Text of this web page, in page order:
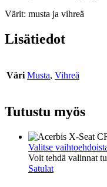
Värit: musta ja vihreä
Lisätiedot
Väri Musta, Vihreä
Tutustu myös
Valitse
Voit tehdä valinnat
Satulat